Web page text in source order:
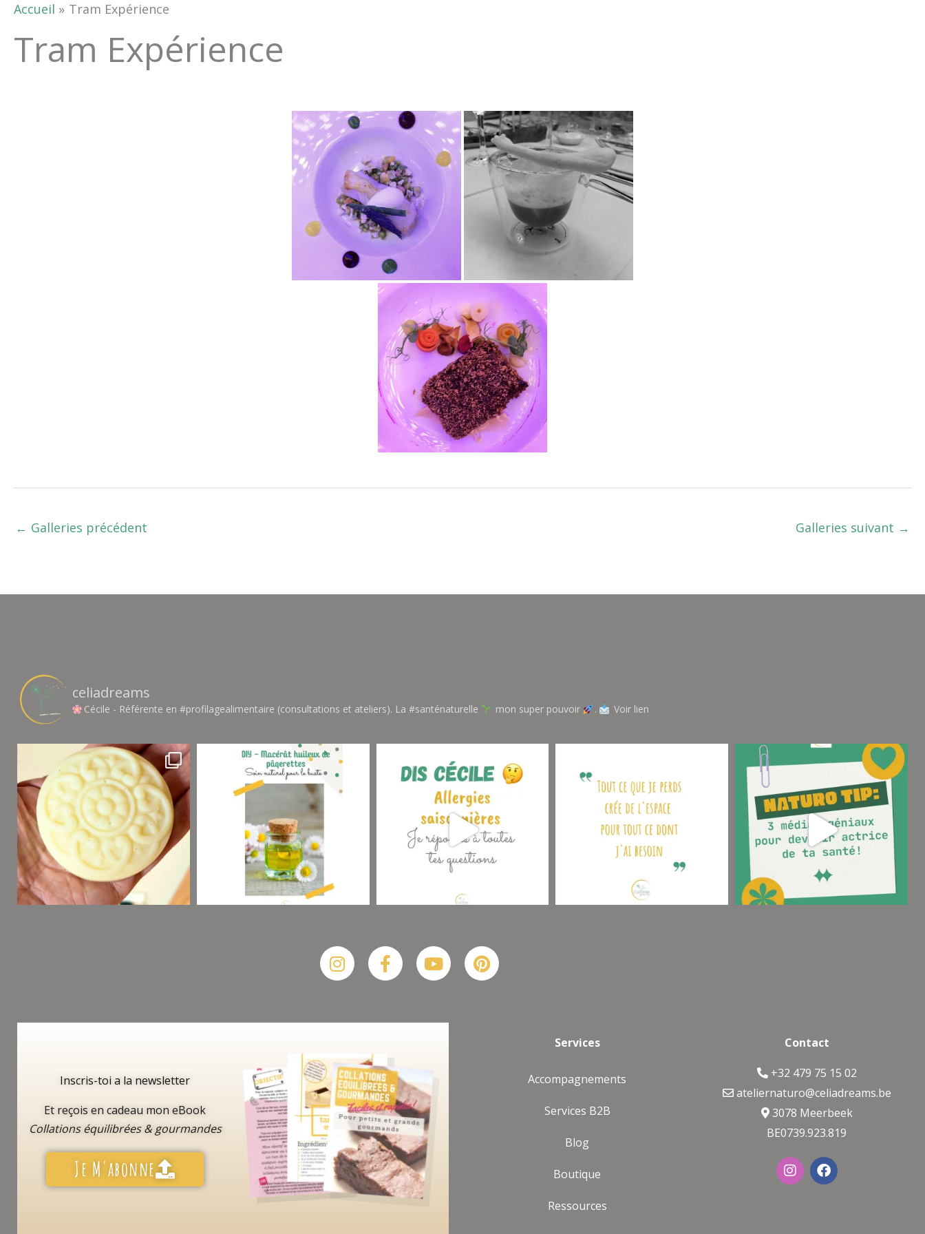
Accueil Tram Expérience
Tram Expérience
← Galleries précédent Galleries suivant →
celiadreams
Cécile - Référente en #profilagealimentaire (consultations et ateliers). La #santénaturelle mon super pouvoir . Voir lien
InstagramFacebook-
f
YoutubePinterest
Inscris-toi a la newsletter
Et reçois en cadeau mon eBook
Collations équilibrées & gourmandes
Je M'abonne
Services
Accompagnements
Services B2B
Blog
Boutique
Ressources
Contact
+32 479 75 15 02
ateliernaturo@celiadreams.be
3078 Meerbeek
BE0739.923.819
I
n
s
F
a
c